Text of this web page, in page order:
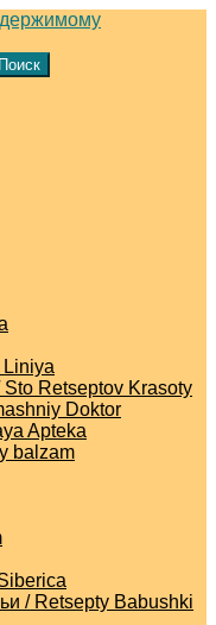
Поиск
Liniya
Retseptov Krasoty
Doktor
Apteka
balzam
/ Retsepty Babushki